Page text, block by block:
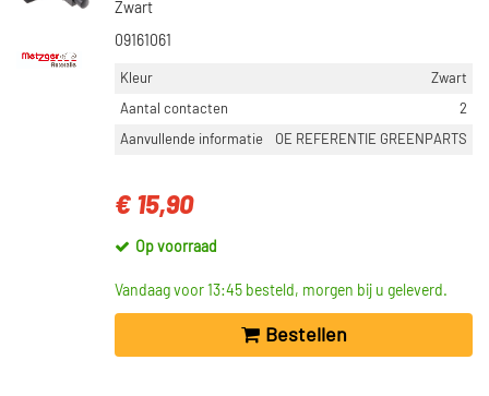
Zwart
09161061
Kleur
Zwart
Aantal contacten
2
Aanvullende informatie
OE REFERENTIE GREENPARTS
€ 15,90
Op voorraad
Vandaag voor 13:45 besteld, morgen bij u geleverd.
Bestellen